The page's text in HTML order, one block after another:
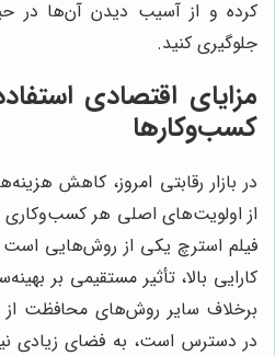
کرده و از آسیب دیدن آن‌ها در
جلوگیری کنید.
مزایای اقتصادی
کسب‌وکارها
در بازار رقابتی امروز، کاهش
از اولویت‌های اصلی هر
فیلم استرچ یکی از روش‌هایی
کارایی بالا، تأثیر مستقیمی بر
برخلاف سایر روش‌های محافظت از
در دسترس است، به فضای زیادی